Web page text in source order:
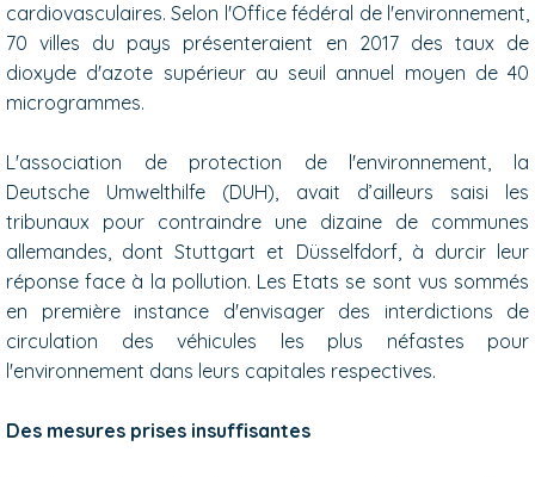
cardiovasculaires. Selon l'Office fédéral de l'environnement,
70 villes du pays présenteraient en 2017 des taux de
dioxyde d'azote supérieur au seuil annuel moyen de 40
microgrammes.
L'association de protection de l'environnement, la
Deutsche Umwelthilfe (DUH), avait d’ailleurs saisi les
tribunaux pour contraindre une dizaine de communes
allemandes, dont Stuttgart et Düsselfdorf, à durcir leur
réponse face à la pollution. Les Etats se sont vus sommés
en première instance d'envisager des interdictions de
circulation des véhicules les plus néfastes pour
l'environnement dans leurs capitales respectives.
Des mesures prises insuffisantes